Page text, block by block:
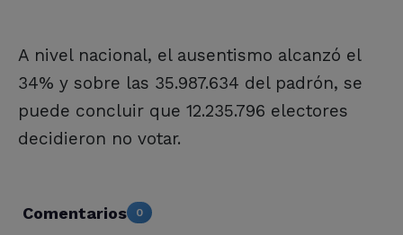
A nivel nacional, el ausentismo alcanzó el
34% y sobre las 35.987.634 del padrón, se
puede concluir que 12.235.796 electores
decidieron no votar.
Comentarios 0